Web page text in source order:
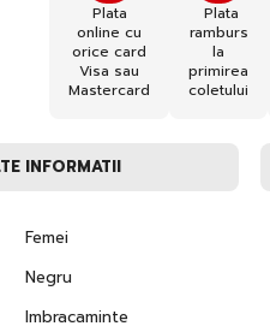
Plata
online cu
orice card
Visa sau
Mastercard
Plata
ramburs
la
primirea
coletului
INFORMATII
Femei
Negru
Imbracaminte